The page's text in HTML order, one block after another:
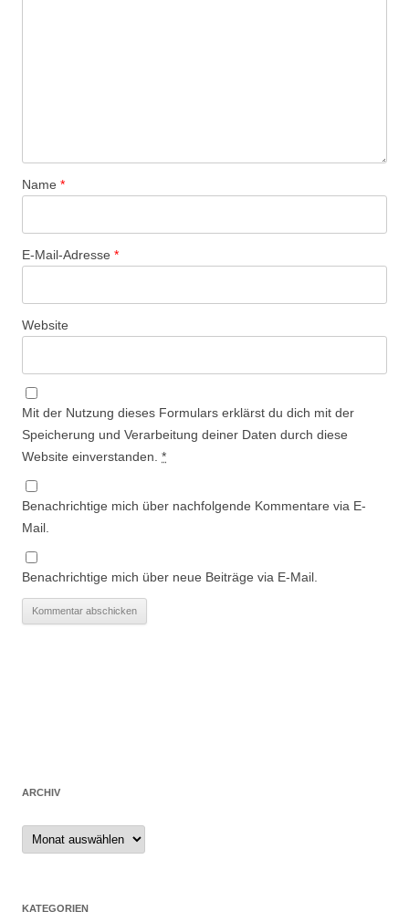
Name *
E-Mail-Adresse *
Website
Mit der Nutzung dieses Formulars erklärst du dich mit der
Speicherung und Verarbeitung deiner Daten durch diese
Website einverstanden. *
Benachrichtige mich über nachfolgende Kommentare via E-
Mail.
Benachrichtige mich über neue Beiträge via E-Mail.
ARCHIV
Archiv
KATEGORIEN